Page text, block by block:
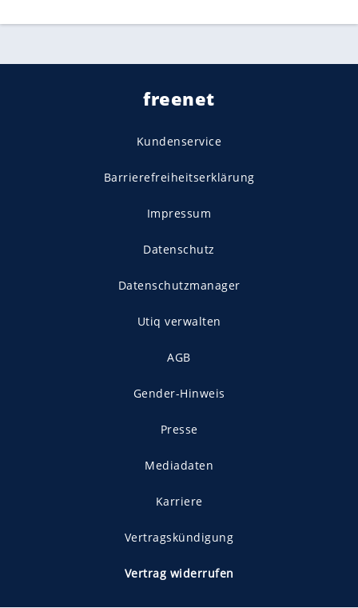
freenet
Kundenservice
Barrierefreiheitserklärung
Impressum
Datenschutz
Datenschutzmanager
Utiq verwalten
AGB
Gender-Hinweis
Presse
Mediadaten
Karriere
Vertragskündigung
Vertrag widerrufen